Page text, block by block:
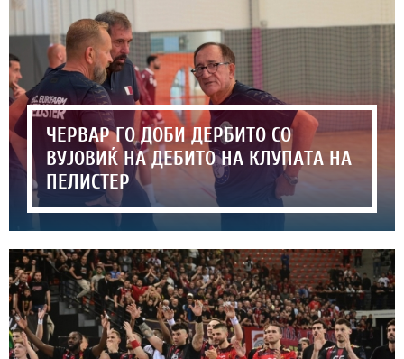
ЧЕРВАР ГО ДОБИ ДЕРБИТО СО
ВУЈОВИЌ НА ДЕБИТО НА КЛУПАТА НА
ПЕЛИСТЕР